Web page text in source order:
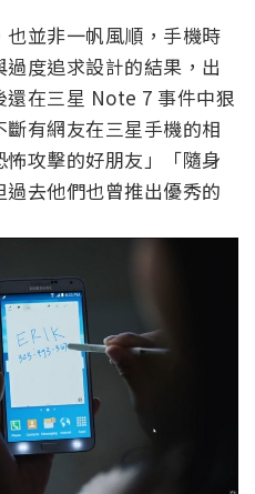
並非一帆風順，手機時
度追求設計的結果，出
在三星 Note 7 事件中狠
有網友在三星手機的相
攻擊的好朋友」「隨身
去他們也曾推出優秀的